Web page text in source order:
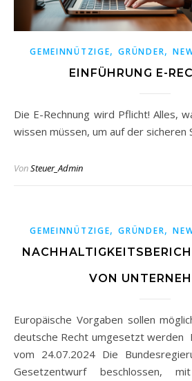
GEMEINNÜTZIGE,GRÜNDER,
EINFÜHRUNG E-
Die E-Rechnung wird Pflicht! Alles, was Unternehmer jetzt
wissen müssen, um auf der sicheren
VonSteuer_Admin
GEMEINNÜTZIGE,GRÜNDER,
VON
Europäische Vorgaben sollen möglichst bürokratiearm ins
deutsche Recht umgesetzt werden
vom 24.07.2024 Die
Gesetzentwurf beschlossen,